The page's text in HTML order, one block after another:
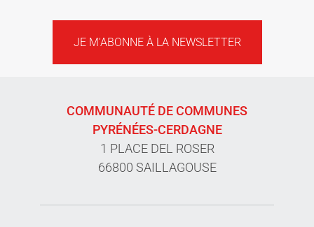
JE M'ABONNE À LA NEWSLETTER
COMMUNAUTÉ DE COMMUNES
PYRÉNÉES-CERDAGNE
1 PLACE DEL ROSER
66800 SAILLAGOUSE